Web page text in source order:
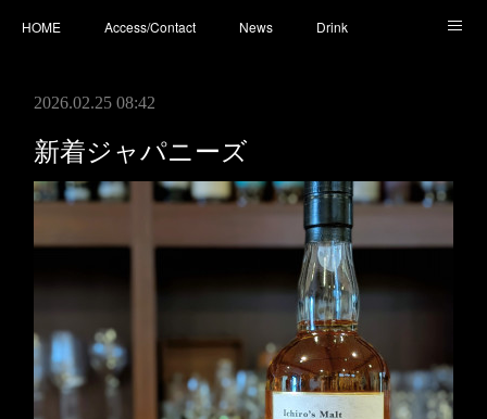
HOME Access/Contact News Drink
2026.02.25 08:42
新着ジャパニーズ